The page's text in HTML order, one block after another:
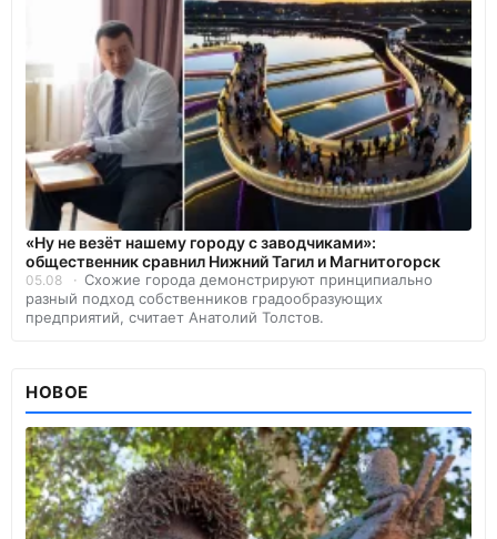
«Ну не везёт нашему городу с заводчиками»:
общественник сравнил Нижний Тагил и Магнитогорск
05.08
Схожие города демонстрируют принципиально
разный подход собственников градообразующих
предприятий, считает Анатолий Толстов.
НОВОЕ